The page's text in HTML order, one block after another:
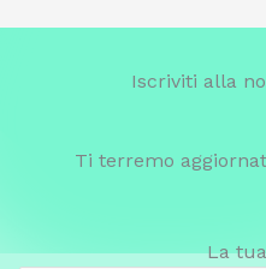
Iscriviti alla
Ti terremo
La